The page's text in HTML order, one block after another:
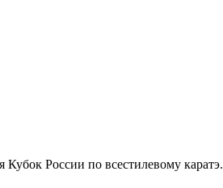
Кубок России по всестилевому каратэ.